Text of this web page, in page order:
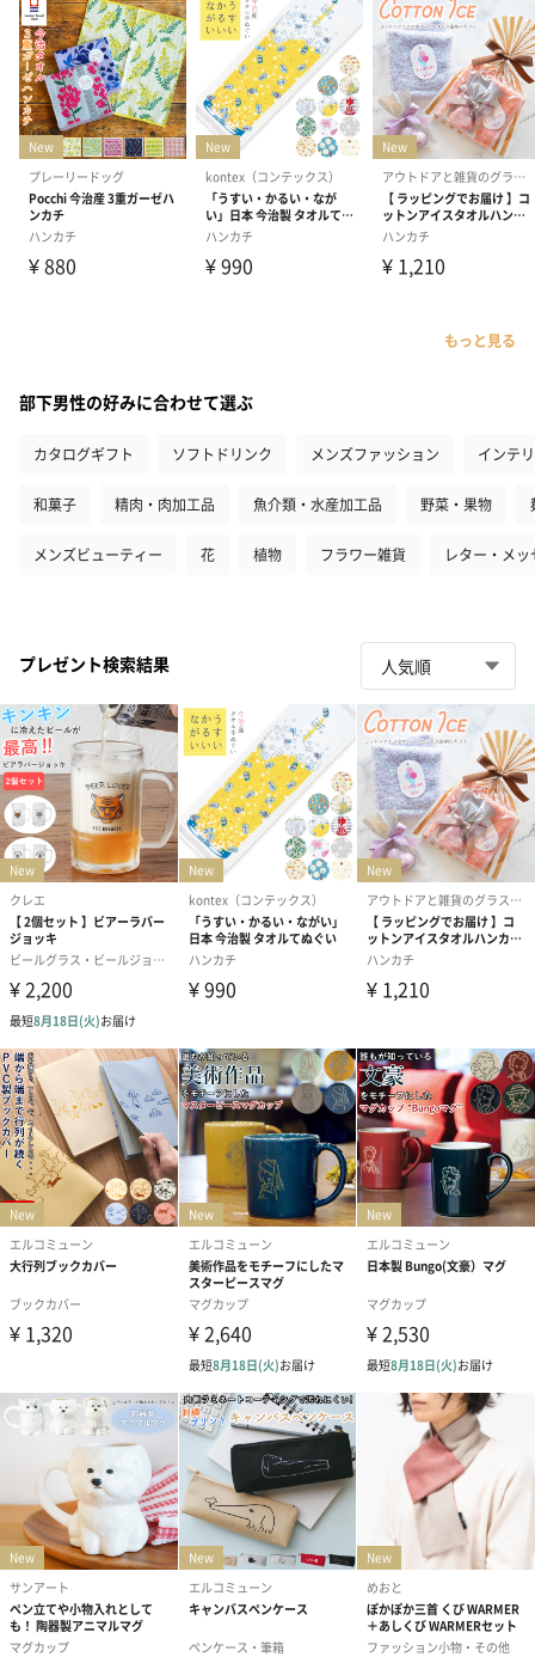
もっと見る
部下男性の好みに合わせて選ぶ
カタログギフト ソフトドリンク メンズファッション インテ
和菓子 精肉・肉加工品 魚介類・水産加工品 野菜・果物
メンズビューティー 花 植物 フラワー雑貨 レター・メ
プレゼント検索結果